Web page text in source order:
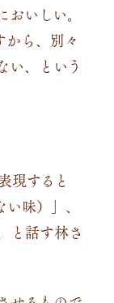
いしい。
から、別々
い、という
現すると
味）」、
と話す林さ